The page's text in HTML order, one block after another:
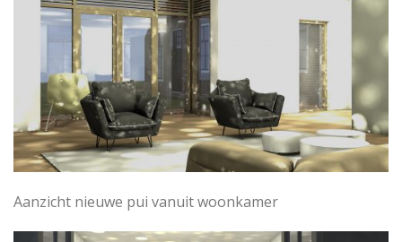
Aanzicht nieuwe pui vanuit woonkamer